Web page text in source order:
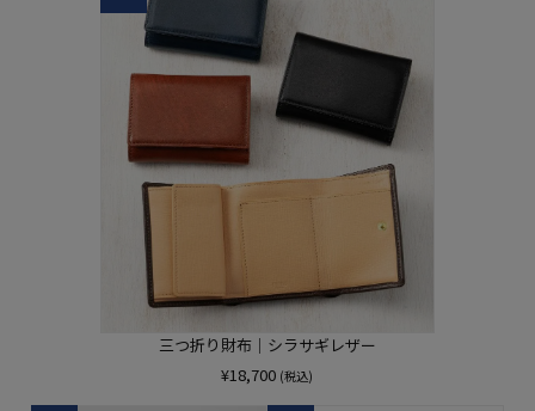
三つ折り財布｜シラサギレザー
¥18,700 (税込)